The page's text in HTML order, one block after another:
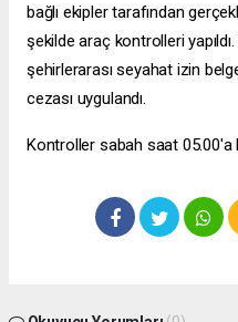
bağlı ekipler tarafından
şekilde araç kontrolleri yapıldı.
şehirlerarası seyahat izin
cezası uygulandı.
Kontroller sabah saat 05.00'a